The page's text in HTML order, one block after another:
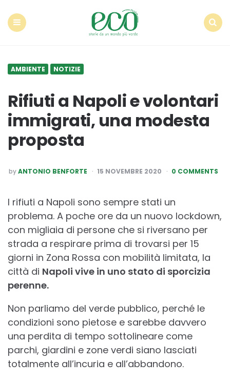
AMBIENTE NOTIZIE
Rifiuti a Napoli e volontari
immigrati, una modesta
proposta
POSTED
BY
byANTONIO BENFORTE 15 NOVEMBRE 2020 0 COMMENTS
I rifiuti a Napoli sono sempre stati un
problema. A poche ore da un nuovo lockdown,
con migliaia di persone che si riversano per
strada a respirare prima di trovarsi per 15
giorni in Zona Rossa con mobilità limitata, la
città di Napoli vive in uno stato di sporcizia
perenne.
Non parliamo del verde pubblico, perché le
condizioni sono pietose e sarebbe davvero
una perdita di tempo sottolineare come
parchi, giardini e zone verdi siano lasciati
totalmente all’incuria e all’abbandono.